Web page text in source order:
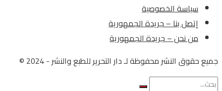
سياسة الخصوصية
إتصل بنا – جريدة الجمهورية
من نحن – جريدة الجمهورية
جميع حقوق النشر محفوظة لـ دار التحرير للطبع والنشر - 2024 ©